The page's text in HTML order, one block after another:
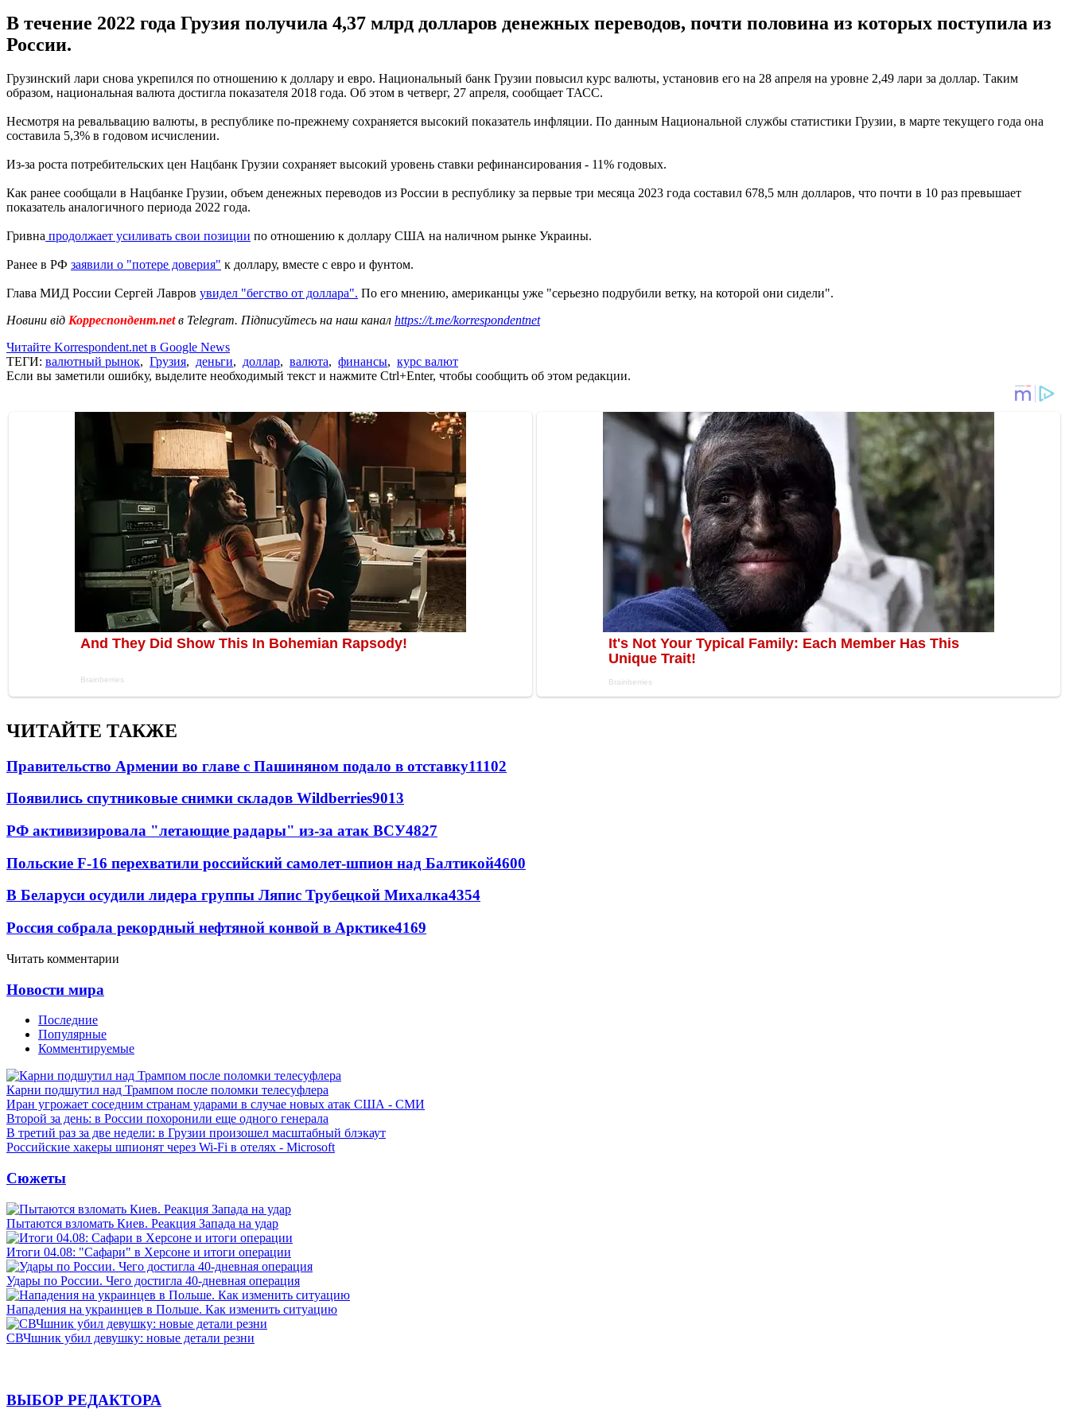
В течение 2022 года Грузия получила 4,37 млрд долларов денежных переводов, почти половина из которых поступила из
России.
Грузинский лари снова укрепился по отношению к доллару и евро. Национальный банк Грузии повысил курс валюты, установив его на 28 апреля на уровне 2,49 лари за доллар. Таким
образом, национальная валюта достигла показателя 2018 года. Об этом в четверг, 27 апреля, сообщает ТАСС.
Несмотря на ревальвацию валюты, в республике по-прежнему сохраняется высокий показатель инфляции. По данным Национальной службы статистики Грузии, в марте текущего года она
составила 5,3% в годовом исчислении.
Из-за роста потребительских цен Нацбанк Грузии сохраняет высокий уровень ставки рефинансирования - 11% годовых.
Как ранее сообщали в Нацбанке Грузии, объем денежных переводов из России в республику за первые три месяца 2023 года составил 678,5 млн долларов, что почти в 10 раз превышает
показатель аналогичного периода 2022 года.
Гривна продолжает усиливать свои позиции по отношению к доллару США на наличном рынке Украины.
Ранее в РФ заявили о "потере доверия" к доллару, вместе с евро и фунтом.
Глава МИД России Сергей Лавров увидел "бегство от доллара". По его мнению, американцы уже "серьезно подрубили ветку, на которой они сидели".
Новини від Корреспондент.netв Telegram. Підписуйтесь на наш канал https://t.me/korrespondentnet
Читайте Korrespondent.net в Google News
ТЕГИ: валютный рынок, Грузия, деньги, доллар, валюта, финансы, курс валют
Если вы заметили ошибку, выделите необходимый текст и нажмите Ctrl+Enter, чтобы сообщить об этом редакции.
ЧИТАЙТЕ ТАКЖЕ
Правительство Армении во главе с Пашиняном подало в отставку11102
Появились спутниковые снимки складов Wildberries9013
РФ активизировала "летающие радары" из-за атак ВСУ4827
Польские F-16 перехватили российский самолет-шпион над Балтикой4600
В Беларуси осудили лидера группы Ляпис Трубецкой Михалка4354
Россия собрала рекордный нефтяной конвой в Арктике4169
Читать комментарии
Новости мира
Последние
Популярные
Комментируемые
Карни подшутил над Трампом после поломки телесуфлера
Иран угрожает соседним странам ударами в случае новых атак США - СМИ
Второй за день: в России похоронили еще одного генерала
В третий раз за две недели: в Грузии произошел масштабный блэкаут
Российские хакеры шпионят через Wi-Fi в отелях - Microsoft
Сюжеты
Пытаются взломать Киев. Реакция Запада на удар
Итоги 04.08: "Сафари" в Херсоне и итоги операции
Удары по России. Чего достигла 40-дневная операция
Нападения на украинцев в Польше. Как изменить ситуацию
СВЧшник убил девушку: новые детали резни
ВЫБОР РЕДАКТОРА